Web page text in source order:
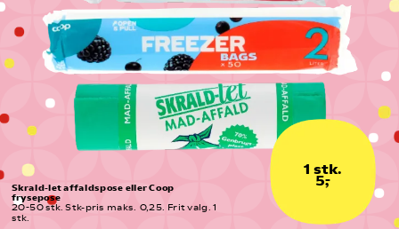
1 stk.
5,-
Skrald-let affaldspose eller Coop
frysepose
20-50 stk. Stk-pris maks.  0,25. Frit valg. 1
stk.